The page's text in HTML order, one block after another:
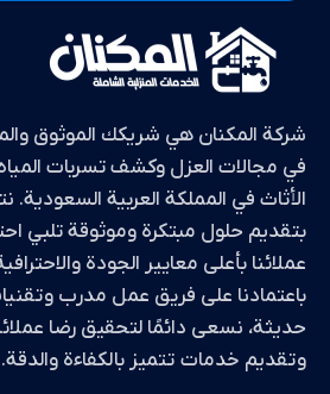
شركة المكنان هي شريكك الموثوق
في مجالات العزل وكشف تسربات
الأثاث في المملكة العربية السعودية.
بتقديم حلول مبتكرة وموثوقة تلبي
عملائنا بأعلى معايير الجودة
باعتمادنا على فريق عمل مدرب
حديثة، نسعى دائمًا لتحقيق رضا
وتقديم خدمات تتميز بالكفاءة والدقة.